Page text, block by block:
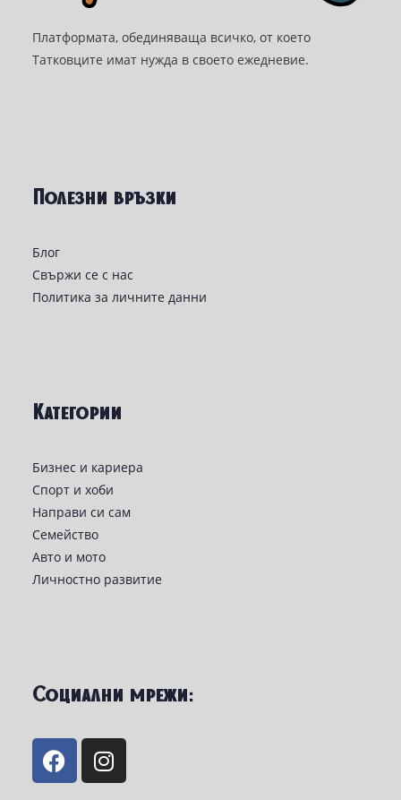
Платформата, обединяваща всичко, от което
Татковците имат нужда в своето ежедневие.
Полезни връзки
Блог
Свържи се с нас
Политика за личните данни
Категории
Бизнес и кариера
Спорт и хоби
Направи си сам
Семейство
Авто и мото
Личностно развитие
Социални мрежи: